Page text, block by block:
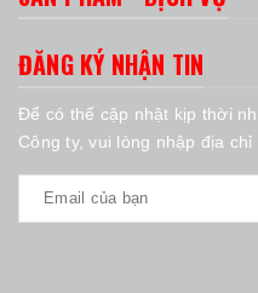
ĐĂNG KÝ NHẬN TIN
Để có thể cập nhật kịp thời
Công ty, vui lòng nhập địa